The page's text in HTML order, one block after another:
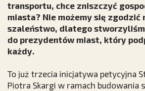
transportu, chce zniszczyć
miasta? Nie możemy się zgodzić
szaleństwo, dlatego
do prezydentów miast, który
każdy.
To już trzecia inicjatywa petycyjna
Piotra Skargi w ramach budowania